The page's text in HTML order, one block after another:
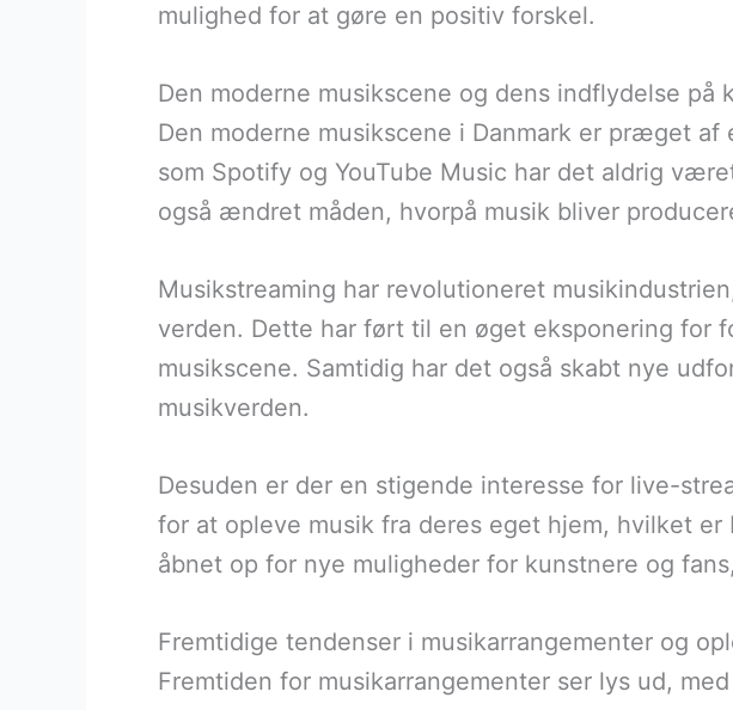
mulighed for at gøre en positiv forskel.
Den moderne musikscene og dens indflydelse på
Den moderne musikscene i Danmark er præget
som Spotify og YouTube Music har det aldrig
også ændret måden, hvorpå musik bliver
Musikstreaming har revolutioneret
verden. Dette har ført til en øget eksponering for
musikscene. Samtidig har det også skabt nye
musikverden.
Desuden er der en stigende interesse for live-
for at opleve musik fra deres eget hjem, hvilket
åbnet op for nye muligheder for kunstnere og
Fremtidige tendenser i musikarrangementer og
Fremtiden for musikarrangementer ser lys ud,